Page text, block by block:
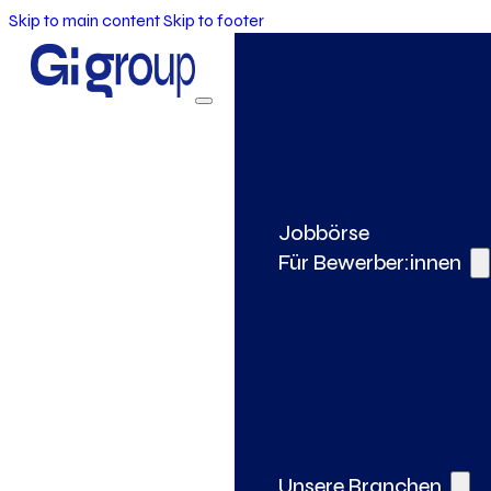
Skip to main contentSkip to footer
Jobbörse
Für Bewerber:innen